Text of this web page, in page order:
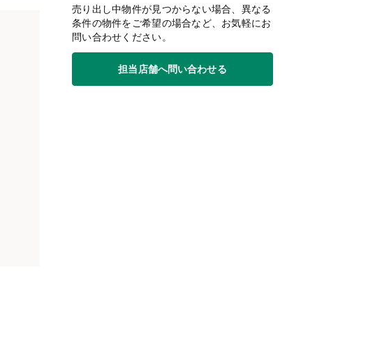
売り出し中物件が見つからない場合、異なる
条件の物件をご希望の場合など、お気軽にお
問い合わせください。
担当店舗へ問い合わせる